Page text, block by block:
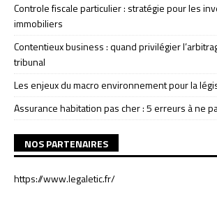
Controle fiscale particulier : stratégie pour les
immobiliers
Contentieux business : quand privilégier
tribunal
Les enjeux du macro environnement pour la
Assurance habitation pas cher : 5 erreurs à ne
NOS PARTENAIRES
https://www.legaletic.fr/